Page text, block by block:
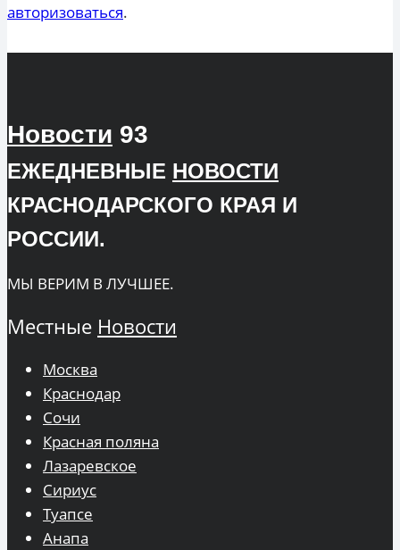
авторизоваться.
Новости 93
ЕЖЕДНЕВНЫЕ НОВОСТИ
КРАСНОДАРСКОГО КРАЯ И
РОССИИ.
МЫ ВЕРИМ В ЛУЧШЕЕ.
Местные Новости
Москва
Краснодар
Сочи
Красная поляна
Лазаревское
Сириус
Туапсе
Анапа